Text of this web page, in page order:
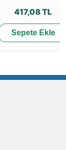
417,08 TL
Sepete Ekle